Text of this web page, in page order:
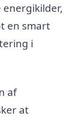
en smart
i
af
at